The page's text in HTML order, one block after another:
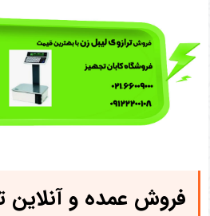
فروش عمده و آنلاین